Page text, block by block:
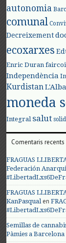
autonomia
comunal
Decreixement
ecoxarxes
Enric Duran
Independència
Kurdistan
moneda
Integral salut
Comentaris recents
FRAGUAS
Federación
FRAGUAS
KanPasqualen
Semillas de
Pàmies a Barcelona